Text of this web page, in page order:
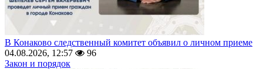
В Конаково следственный комитет объявил о личном приеме
04.08.2026, 12:57
96
Закон и порядок